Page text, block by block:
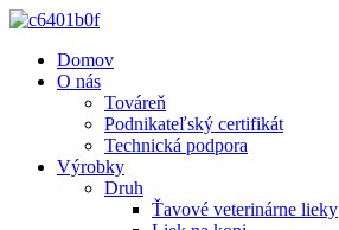
Domov
O nás
Továreň
Podnikateľský certifikát
Technická podpora
Výrobky
Druh
Ťavové veterinárne lieky